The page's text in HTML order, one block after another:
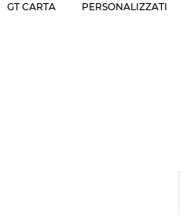
GT CARTA PERSONALIZZATI